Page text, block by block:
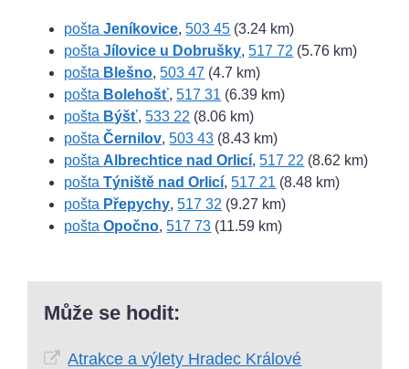
poštaJeníkovice,503 45 (3.24 km)
poštaJílovice u Dobrušky,517 72 (5.76 km)
pošta Blešno,503 47 (4.7 km)
pošta Bolehošť,517 31 (6.39 km)
pošta Býšť,533 22 (8.06 km)
poštaČernilov,503 43 (8.43 km)
pošta Albrechtice nad Orlicí,517 22 (8.62 km)
poštaTýniště nad Orlicí,517 21 (8.48 km)
pošta Přepychy,517 32 (9.27 km)
poštaOpočno,517 73 (11.59 km)
Může se hodit:
Atrakce a výlety Hradec Králové